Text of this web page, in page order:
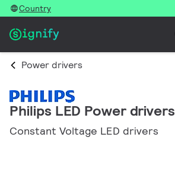
Country
Power drivers
Philips LED Power drivers
Constant Voltage LED drivers